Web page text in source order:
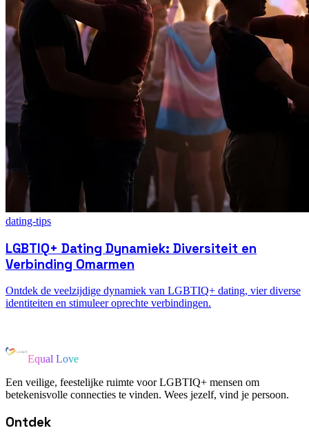
dating-tips
LGBTIQ+ Dating Dynamiek: Diversiteit en
Verbinding Omarmen
Ontdek de veelzijdige dynamiek van LGBTIQ+ dating, vier diverse
identiteiten en stimuleer oprechte verbindingen.
Equal Love
Een veilige, feestelijke ruimte voor LGBTIQ+ mensen om
betekenisvolle connecties te vinden. Wees jezelf, vind je persoon.
Ontdek